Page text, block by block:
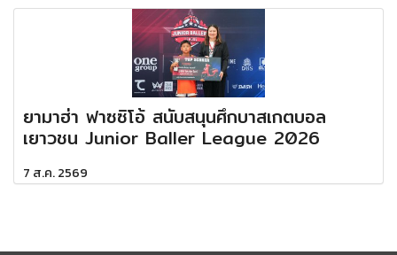
ยามาฮ่า ฟาซซิโอ้ สนับสนุนศึกบาสเกตบอล
เยาวชน Junior Baller League 2026
7 ส.ค. 2569